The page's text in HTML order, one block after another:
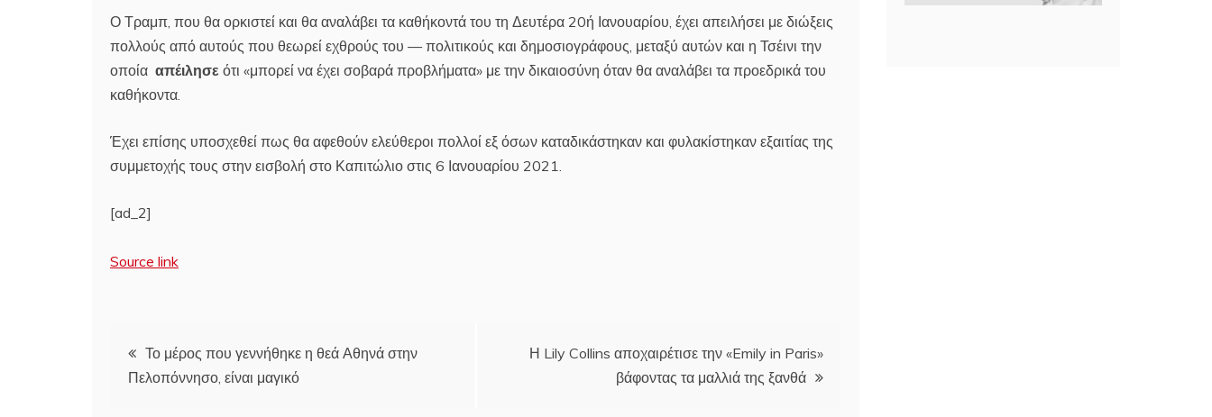
Ο Τραμπ, που θα ορκιστεί και θα αναλάβει τα καθήκοντά του τη Δευτέρα 20ή Ιανουαρίου, έχει απειλήσει με διώξεις
πολλούς από αυτούς που θεωρεί εχθρούς του — πολιτικούς και δημοσιογράφους, μεταξύ αυτών και η Τσέινι την
οποία απέιλησε ότι «μπορεί να έχει σοβαρά προβλήματα» με την δικαιοσύνη όταν θα αναλάβει τα προεδρικά του
καθήκοντα.
Έχει επίσης υποσχεθεί πως θα αφεθούν ελεύθεροι πολλοί εξ όσων καταδικάστηκαν και φυλακίστηκαν εξαιτίας της
συμμετοχής τους στην εισβολή στο Καπιτώλιο στις 6 Ιανουαρίου 2021.
[ad_2]
Source link
Πλοήγηση
άρθρων
Το μέρος που γεννήθηκε η θεά Αθηνά στην
Πελοπόννησο, είναι μαγικό
Η Lily Collins αποχαιρέτισε την «Emily in Paris»
βάφοντας τα μαλλιά της ξανθά